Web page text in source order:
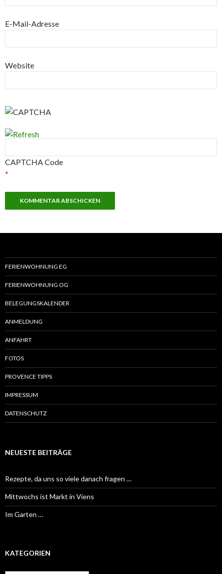
E-Mail-Adresse
Website
CAPTCHA Code
*
FERIENWOHNUNG EG
FERIENWOHNUNG OG
BELEGUNGSKALENDER
ANMELDUNG
ANFAHRT
FOTOS
PROVENCE TIPPS
IMPRESSUM
DATENSCHUTZ
NEUESTE BEITRÄGE
Rezepte, da uns so viele danach fragen …
Mittwochs ist Markt in Viens
Im Garten …
KATEGORIEN